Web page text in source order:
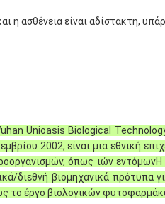
η ασθένεια είναι αδίστακτη,
Unioasis Biological
2002, είναι μια εθνική
όπως ιών εντόμωνΗ
διεθνή βιομηχανικά πρότυπα
το έργο βιολογικών